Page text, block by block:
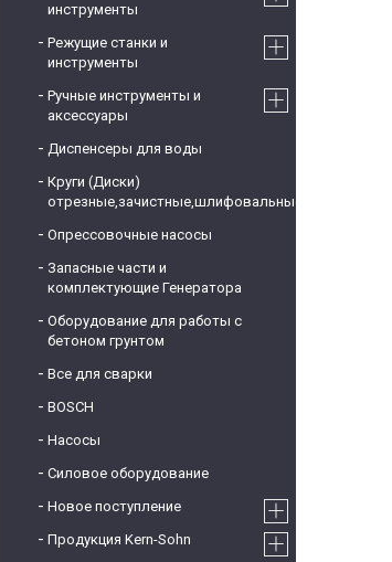
инструменты
Режущие станки и
инструменты
Ручные инструменты и
аксессуары
Диспенсеры для воды
Круги (Диски)
отрезные,зачистные,шлифовальные
Опрессовочные насосы
Запасные части и
комплектующие Генератора
Оборудование для работы с
бетоном грунтом
Все для сварки
BOSCH
Насосы
Силовое оборудование
Новое поступление
Продукция Kern-Sohn